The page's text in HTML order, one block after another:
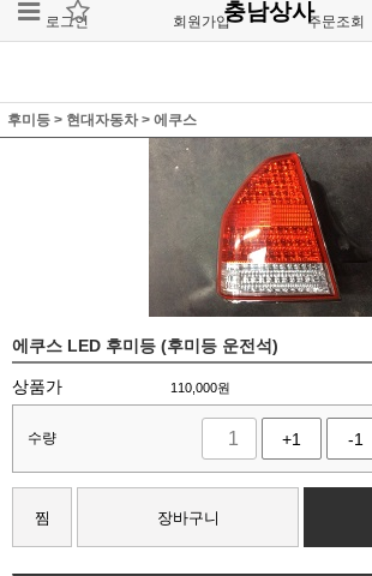
로그인 회원가입 주문조회
충남상사
후미등 > 현대자동차> 에쿠스
에쿠스 LED 후미등 (후미등 운전석)
상품가 110,000원
수량 +1 -1
찜 장바구니